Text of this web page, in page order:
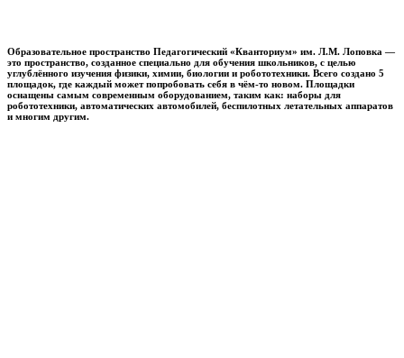
Образовательное пространство Педагогический «Кванториум» им. Л.М. Лоповка —
это пространство, созданное специально для обучения школьников, с целью
углублённого изучения физики, химии, биологии и робототехники. Всего создано 5
площадок, где каждый может попробовать себя в чём-то новом. Площадки
оснащены самым современным оборудованием, таким как: наборы для
робототехники, автоматических автомобилей, беспилотных летательных аппаратов
и многим другим.